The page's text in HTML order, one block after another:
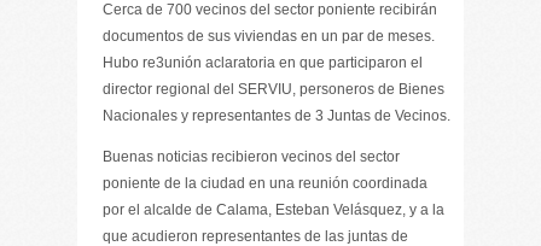
Cerca de 700 vecinos del sector poniente recibirán
documentos de sus viviendas en un par de meses.
Hubo re3unión aclaratoria en que participaron el
director regional del SERVIU, personeros de Bienes
Nacionales y representantes de 3 Juntas de Vecinos.
Buenas noticias recibieron vecinos del sector
poniente de la ciudad en una reunión coordinada
por el alcalde de Calama, Esteban Velásquez, y a la
que acudieron representantes de las juntas de